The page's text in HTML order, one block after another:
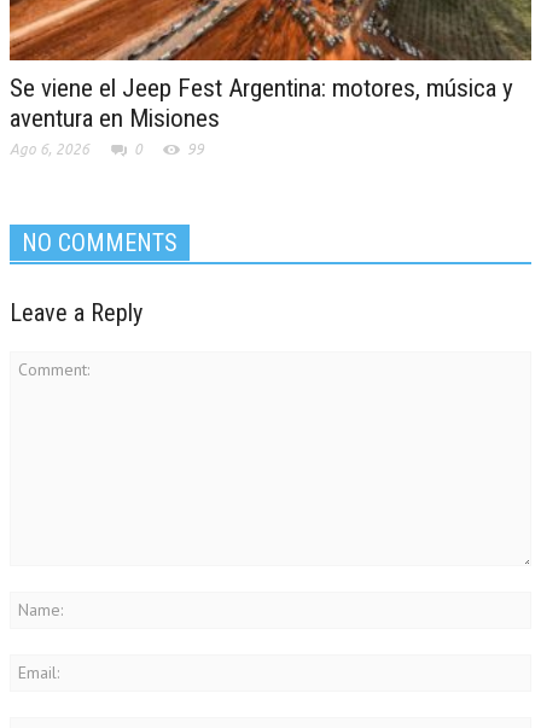
Se viene el Jeep Fest Argentina: motores, música y
aventura en Misiones
Ago 6, 2026 0 99
NO COMMENTS
Leave a Reply